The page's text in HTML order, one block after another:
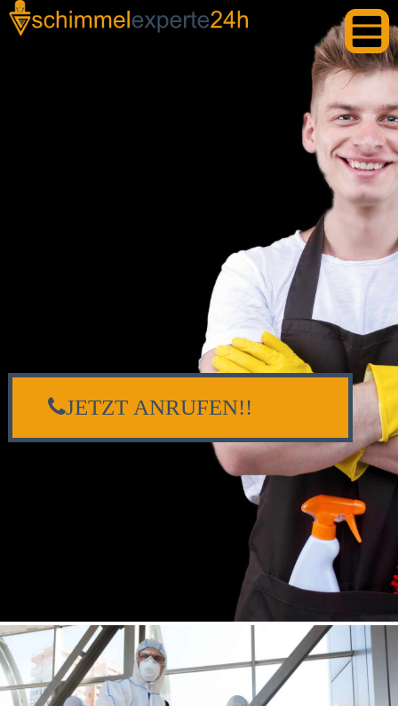
JETZT ANRUFEN!!